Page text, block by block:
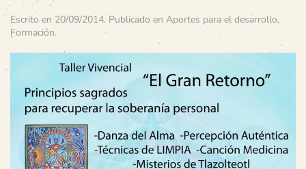
Escrito en 20/09/2014. Publicado en Aportes para el desarrollo,
Formación.